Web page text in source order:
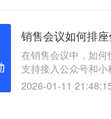
销售会议如何排
在销售会议中，如
支持接入公众号和
2026-01-11